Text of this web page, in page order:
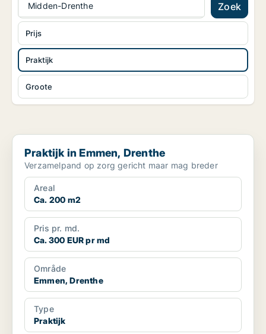
Midden-Drenthe Zoek
Praktijk
Groote
Prijs
Praktijk in Emmen, Drenthe
Praktijk in Emmen, Drenthe
Verzamelpand op zorg gericht maar mag breder
Areal
Ca. 200 m2
Pris pr. md.
Ca. 300 EUR pr md
Område
Emmen, Drenthe
Type
Praktijk